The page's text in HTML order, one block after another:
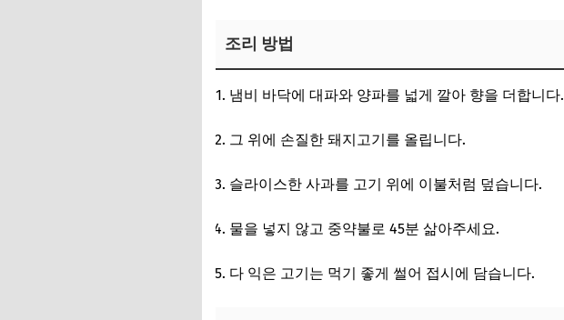
조리 방법
냄비 바닥에 대파와 양파를 넓게 깔아 향을 더합니다.
그 위에 손질한 돼지고기를 올립니다.
슬라이스한 사과를 고기 위에 이불처럼 덮습니다.
물을 넣지 않고 중약불로 45분 삶아주세요.
다 익은 고기는 먹기 좋게 썰어 접시에 담습니다.